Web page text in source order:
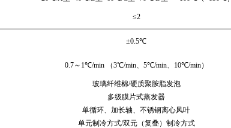
≤2
±0.5℃
0.7～ 1℃/min （3℃/min、 5℃/min、 10℃/min）
玻璃纤维棉/硬质聚胺脂发泡
多级膜片式蒸发器
单循环、加长轴、不锈钢离心风叶
单元制冷方式/双元（复叠） 制冷方式